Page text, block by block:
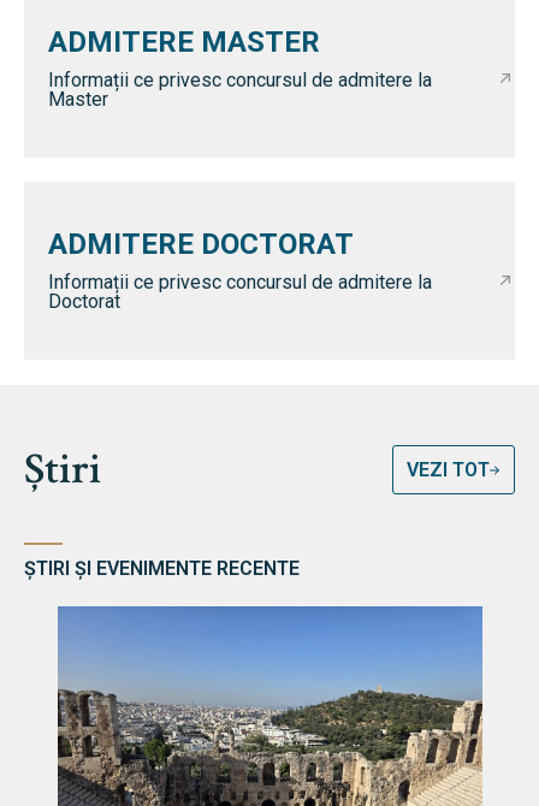
ADMITERE MASTER
Informații ce privesc concursul de admitere la
Master
ADMITERE DOCTORAT
Informații ce privesc concursul de admitere la
Doctorat
Știri VEZI TOT
ȘTIRI ȘI EVENIMENTE RECENTE